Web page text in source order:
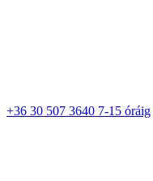
+36 30 507 3640 7-15 óráig